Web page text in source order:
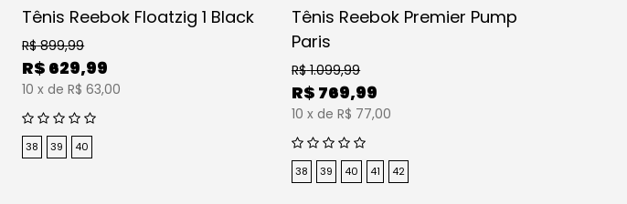
Tênis Reebok Floatzig 1 Black
R$ 899,99
R$ 629,99
10 x de R$ 63,00
38 39 40
Tênis Reebok Premier Pump
Paris
R$ 1.099,99
R$ 769,99
10 x de R$ 77,00
38 39 40 41 42